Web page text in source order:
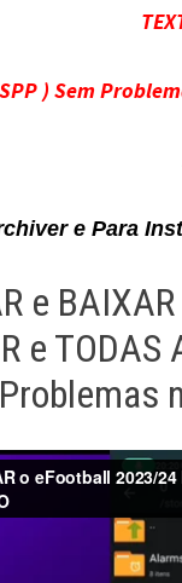
) Sem
e Para
e
e
Problemas